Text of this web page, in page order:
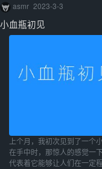
asmr 2023-3-3
小血瓶初见
上个月，我初次见到了一个
在手中时，那惊人的感觉一
代表着它能够让人们在一定